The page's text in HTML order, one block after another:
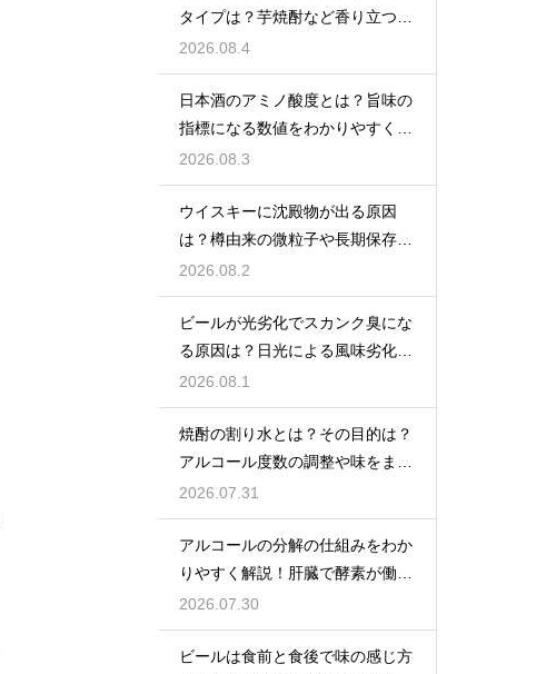
タイプは？芋焼酎など香り立つ本
格焼酎で体が温まる
2026.08.4
日本酒のアミノ酸度とは？旨味の
指標になる数値をわかりやすく解
説
2026.08.3
ウイスキーに沈殿物が出る原因
は？樽由来の微粒子や長期保存で
成分が析出するため
2026.08.2
ビールが光劣化でスカンク臭にな
る原因は？日光による風味劣化を
解説
2026.08.1
焼酎の割り水とは？その目的は？
アルコール度数の調整や味をまろ
やかにする効果を解説
2026.07.31
アルコールの分解の仕組みをわか
りやすく解説！肝臓で酵素が働き
アセトアルデヒドに変化して無害
化
2026.07.30
ビールは食前と食後で味の感じ方